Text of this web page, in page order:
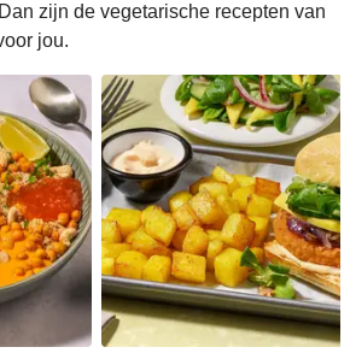
zijn de vegetarische recepten van
jou.